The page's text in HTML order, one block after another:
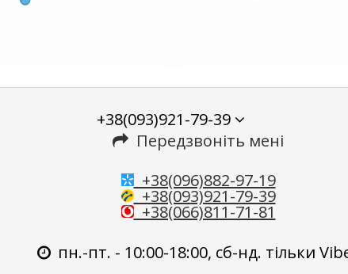
+38(093)921-79-39
Передзвоніть мені
+38(096)882-97-19
+38(093)921-79-39
+38(066)811-71-81
пн.-пт. - 10:00-18:00, сб-нд. тільки